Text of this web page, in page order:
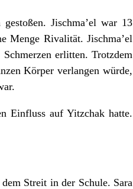
Jischma’el war 13
Menge Rivalität. Jischma’el
erlitten. Trotzdem
Körper verlangen würde,
Einfluss auf Yitzchak hatte.
Streit in der Schule. Sara